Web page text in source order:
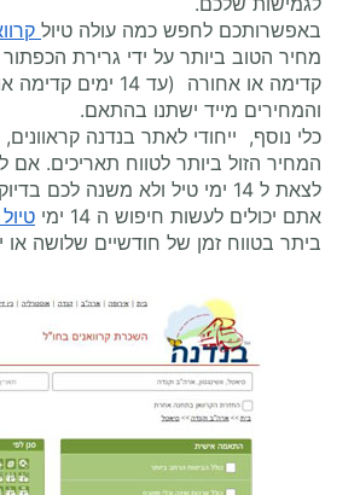
באפשרותכם לחפש כמה עולה טיול
מחיר הטוב ביותר על ידי גרירת הכפתור
קדימה או אחורה (עד 14
והמחירים מייד ישתנו בהתאם.
כלי נוסף, ייחודי לאתר בנדנה
המחיר הזול ביותר לטווח תאריכים.
לצאת ל 14 ימי טיל ולא משנה לכם
אתם יכולים לעשות חיפוש ה 14 ימי
ביתר בטווח זמן של חודשיים שלושה או